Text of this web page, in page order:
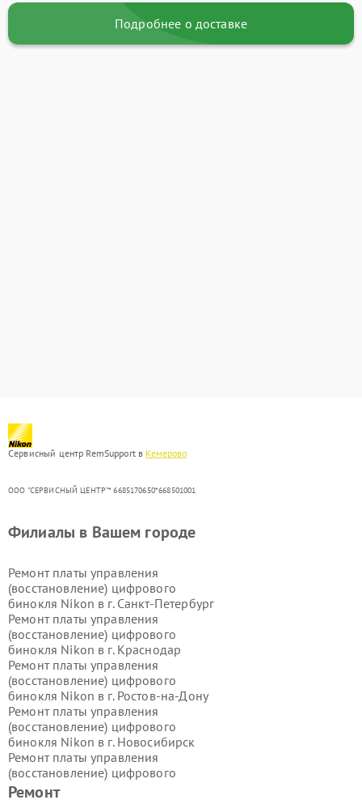
Подробнее о доставке
Сервисный центр RemSupport в Кемерово
ООО "СЕРВИСНЫЙ ЦЕНТР"* 6685170650*668501001
Ремонт
Филиалы в Вашем городе
Ремонт платы управления
(восстановление) цифрового
бинокля Nikon в г. Санкт-Петербург
Ремонт платы управления
(восстановление) цифрового
бинокля Nikon в г. Краснодар
Ремонт платы управления
(восстановление) цифрового
бинокля Nikon в г. Ростов-на-Дону
Ремонт платы управления
(восстановление) цифрового
бинокля Nikon в г. Новосибирск
Ремонт платы управления
(восстановление) цифрового
бинокля Nikon в г.